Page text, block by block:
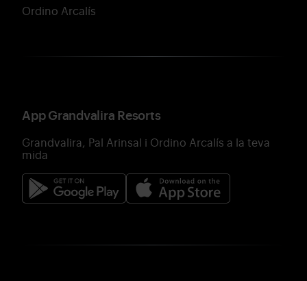
Ordino Arcalís
App Grandvalira Resorts
Grandvalira, Pal Arinsal i Ordino Arcalís a la teva
mida